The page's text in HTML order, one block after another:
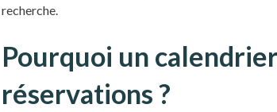
recherche.
Pourquoi un
réservations ?